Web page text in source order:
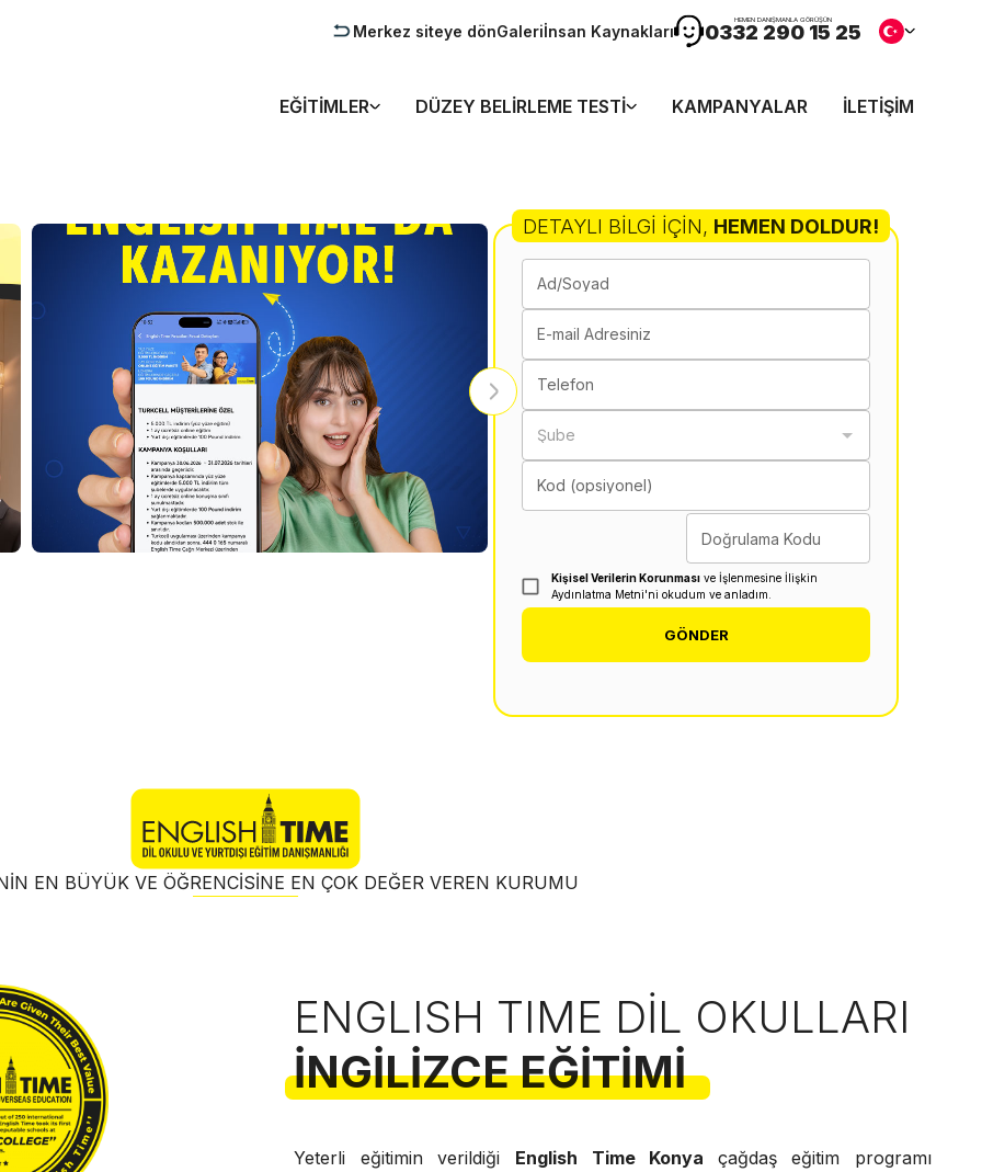
Merkez siteye dönGaleriİnsan Kaynakları
HEMEN DANIŞMANLA GÖRÜŞÜN
0332 290 15 25
EĞITIMLER DÜZEY BELIRLEME TESTI KAMPANYALAR İLETIŞIM
DETAYLI BILGI İÇIN, HEMEN DOLDUR!
Ad/Soyad
E-mail Adresiniz
Telefon
Şube
Kod (opsiyonel)
Doğrulama Kodu
Kişisel Verilerin Korunması ve İşlenmesine İlişkin
Aydınlatma Metni'ni okudum ve anladım.
GÖNDER
EN BÜYÜK VE ÖĞRENCISINE EN ÇOK DEĞER VEREN KURUMU
ENGLISH TIME DIL OKULLARI
İNGILIZCE EĞITIMI
Yeterli eğitimin verildiği English Time Konya çağdaş eğitim programı